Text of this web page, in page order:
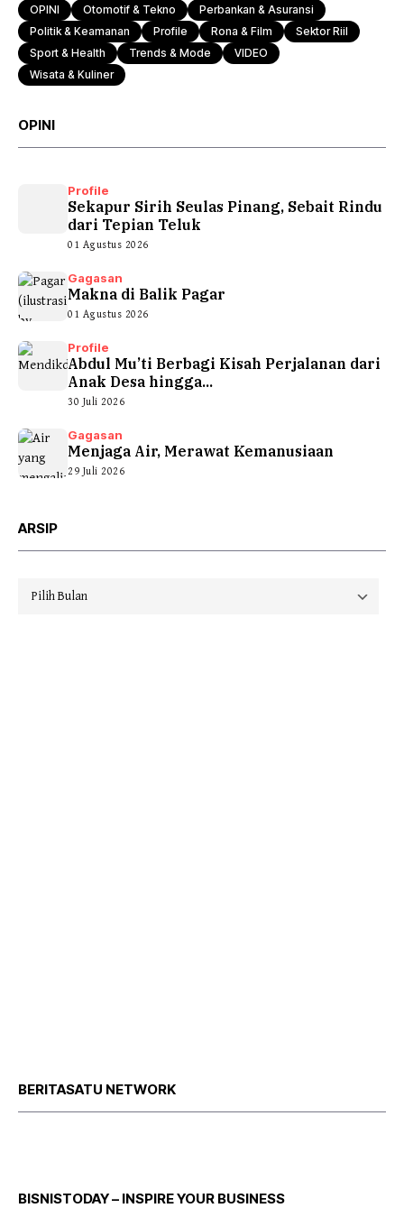
OPINI Otomotif & Tekno
Perbankan & Asuransi
Politik & Keamanan
Profile Rona & Film
Sektor Riil
Sport & Health
Trends & Mode
VIDEO
Wisata & Kuliner
OPINI
Profile
Sekapur Sirih Seulas Pinang, Sebait Rindu
dari Tepian Teluk
01 Agustus 2026
Gagasan
Makna di Balik Pagar
01 Agustus 2026
Profile
Abdul Mu’ti Berbagi Kisah Perjalanan dari
Anak Desa hingga...
30 Juli 2026
Gagasan
Menjaga Air, Merawat Kemanusiaan
29 Juli 2026
ARSIP
Arsip
BERITASATU NETWORK
BISNISTODAY – INSPIRE YOUR BUSINESS